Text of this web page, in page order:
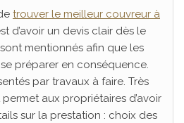
trouver le meilleur couvreur à
d’avoir un devis clair dès le
mentionnés afin que les
préparer en conséquence.
par travaux à faire. Très
aux propriétaires d’avoir
sur la prestation : choix des